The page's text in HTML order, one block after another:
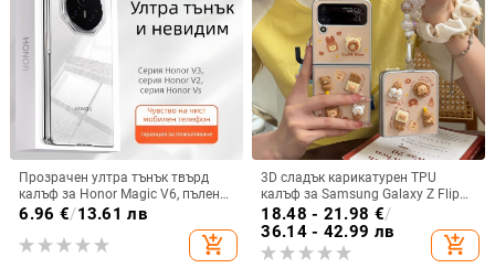
Прозрачен ултра тънък твърд
калъф за Honor Magic V6, пълен
обхват, защита от падане, за
сгъваем дисплей, с огледална
повърхност
6.96 €/13.61 лв
add_shopping_cart
3D сладък карикатурен TPU
калъф за Samsung Galaxy Z Flip
6/3/4, защита срещу изпускане,
корейски стил
18.48 - 21.98 €/
36.14 - 42.99 лв
add_shopping_cart